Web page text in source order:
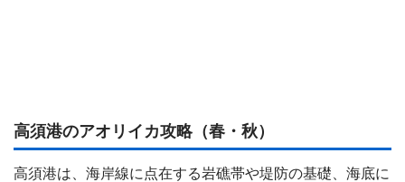
高須港のアオリイカ攻略（春・秋）
高須港は、海岸線に点在する岩礁帯や堤防の基礎、海底に